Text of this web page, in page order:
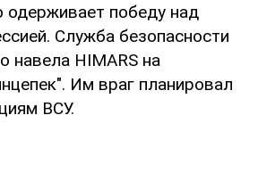
одерживает победу над
Служба безопасности
навела HIMARS на
Им враг планировал
ВСУ.